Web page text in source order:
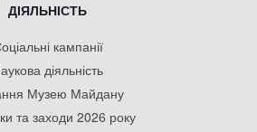
ДІЯЛЬНІСТЬ
кампанії
діяльність
Музею Майдану
та заходи 2026 року